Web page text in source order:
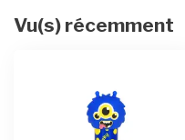
Vu(s) récemment